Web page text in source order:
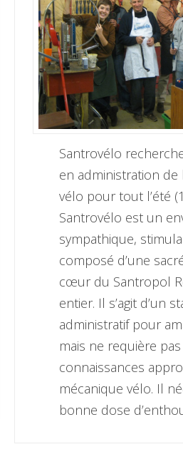
Santrovélo
en administration de
vélo pour tout l’été
Santrovélo est un
sympathique,
composé d’une
cœur du Santropol
entier. Il s’agit d’un
administratif pour
mais ne requière
connaissances
mécanique vélo. Il
bonne dose